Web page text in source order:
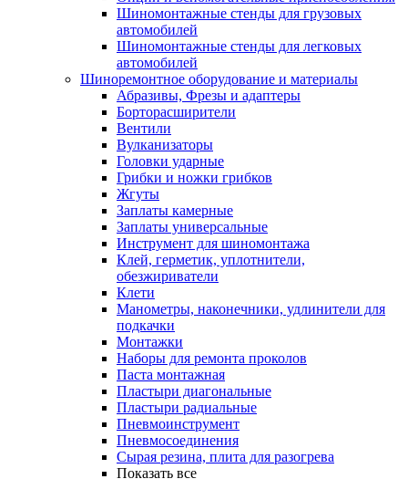
Шиномонтажные стенды для грузовых
автомобилей
Шиномонтажные стенды для легковых
автомобилей
Шиноремонтное оборудование и материалы
Абразивы, Фрезы и адаптеры
Борторасширители
Вентили
Вулканизаторы
Головки ударные
Грибки и ножки грибков
Жгуты
Заплаты камерные
Заплаты универсальные
Инструмент для шиномонтажа
Клей, герметик, уплотнители,
обезжириватели
Клети
Манометры, наконечники, удлинители для
подкачки
Монтажки
Наборы для ремонта проколов
Паста монтажная
Пластыри диагональные
Пластыри радиальные
Пневмоинструмент
Пневмосоединения
Сырая резина, плита для разогрева
Показать все